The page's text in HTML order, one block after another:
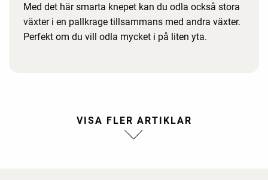
Med det här smarta knepet kan du odla också stora
växter i en pallkrage tillsammans med andra växter.
Perfekt om du vill odla mycket i på liten yta.